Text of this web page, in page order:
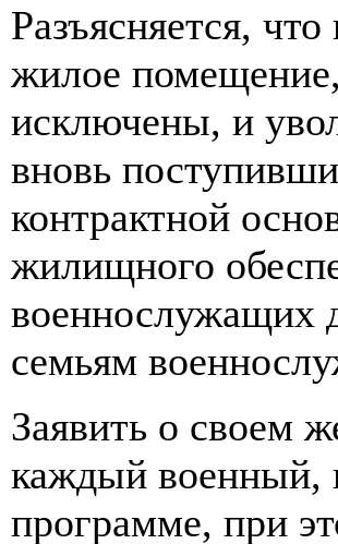
Разъясняется,
жилое
исключены, и
вновь
контрактной
жилищного
военнослужащих
семьям
Заявить о своем
каждый военный,
программе, при